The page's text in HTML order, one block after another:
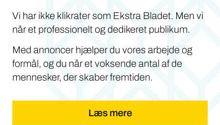
Vi har ikke klikrater som Ekstra Bladet. Men vi
når et professionelt og dedikeret publikum.
Med annoncer hjælper du vores arbejde og
formål, og du når et voksende antal af de
mennesker, der skaber fremtiden.
Læs mere